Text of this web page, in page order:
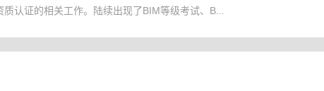
质认证的相关工作。陆续出现了BIM等级考试、B...